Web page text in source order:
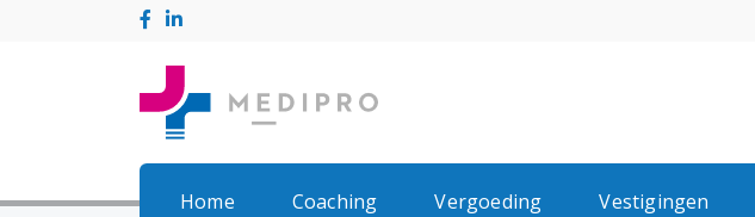
Home Coaching Vergoeding Vestigingen